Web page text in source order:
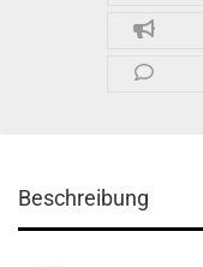
Beschreibung